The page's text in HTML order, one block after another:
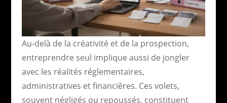
Au-delà de la créativité et de la prospection,
entreprendre seul implique aussi de jongler
avec les réalités réglementaires,
administratives et financières. Ces volets,
souvent négligés ou repoussés, constituent